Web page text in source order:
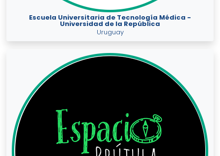
Escuela Universitaria de Tecnología Médica -
Universidad de la República
Uruguay